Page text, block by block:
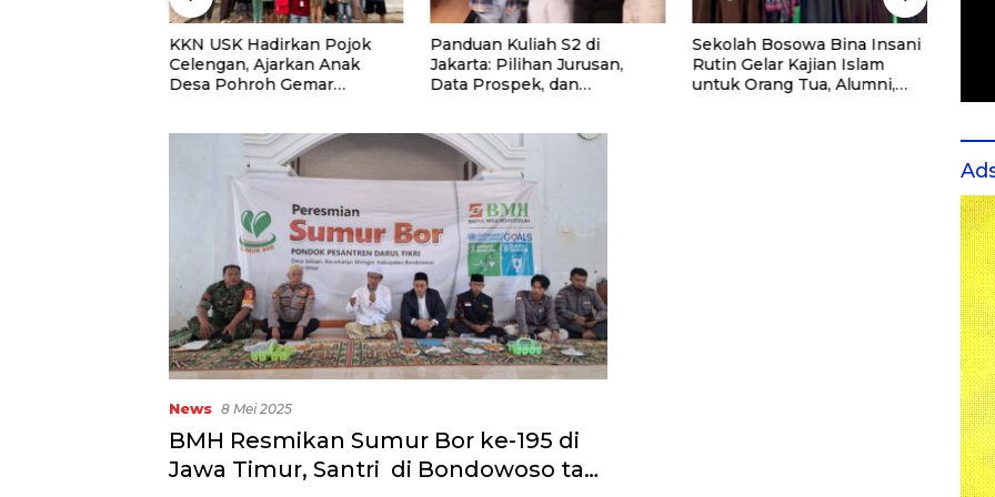
KKN USK Hadirkan Pojok
Celengan, Ajarkan Anak
Desa Pohroh Gemar
Panduan Kuliah S2 di
Jakarta: Pilihan Jurusan,
Data Prospek, dan
Sekolah Bosowa Bina Insani
Rutin Gelar Kajian Islam
untuk Orang Tua, Alumni,
News 8 Mei 2025
BMH Resmikan Sumur Bor ke-195 di
Jawa Timur, Santri di Bondowoso tak